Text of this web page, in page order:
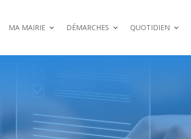
MA MAIRIE DÉMARCHES QUOTIDIEN